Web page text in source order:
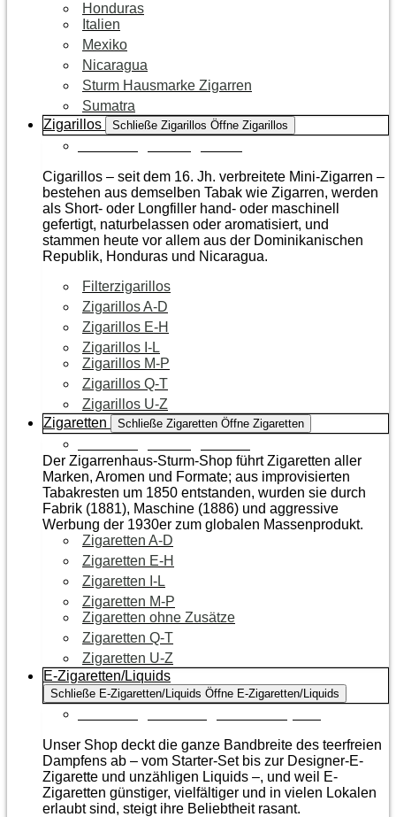
Honduras
Italien
Mexiko
Nicaragua
Sturm Hausmarke Zigarren
Sumatra
Zigarillos
Schließe Zigarillos Öffne Zigarillos
Cigarillos – seit dem 16. Jh. verbreitete Mini-Zigarren –
bestehen aus demselben Tabak wie Zigarren, werden
als Short- oder Longfiller hand- oder maschinell
gefertigt, naturbelassen oder aromatisiert, und
stammen heute vor allem aus der Dominikanischen
Republik, Honduras und Nicaragua.
Filterzigarillos
Zigarillos A-D
Zigarillos E-H
Zigarillos I-L
Zigarillos M-P
Zigarillos Q-T
Zigarillos U-Z
Zigaretten
Schließe Zigaretten Öffne Zigaretten
Der Zigarrenhaus-Sturm-Shop führt Zigaretten aller
Marken, Aromen und Formate; aus improvisierten
Tabakresten um 1850 entstanden, wurden sie durch
Fabrik (1881), Maschine (1886) und aggressive
Werbung der 1930er zum globalen Massenprodukt.
Zigaretten A-D
Zigaretten E-H
Zigaretten I-L
Zigaretten M-P
Zigaretten ohne Zusätze
Zigaretten Q-T
Zigaretten U-Z
E-Zigaretten/Liquids
Schließe E-Zigaretten/Liquids Öffne E-Zigaretten/Liquids
Unser Shop deckt die ganze Bandbreite des teerfreien
Dampfens ab – vom Starter-Set bis zur Designer-E-
Zigarette und unzähligen Liquids –, und weil E-
Zigaretten günstiger, vielfältiger und in vielen Lokalen
erlaubt sind, steigt ihre Beliebtheit rasant.